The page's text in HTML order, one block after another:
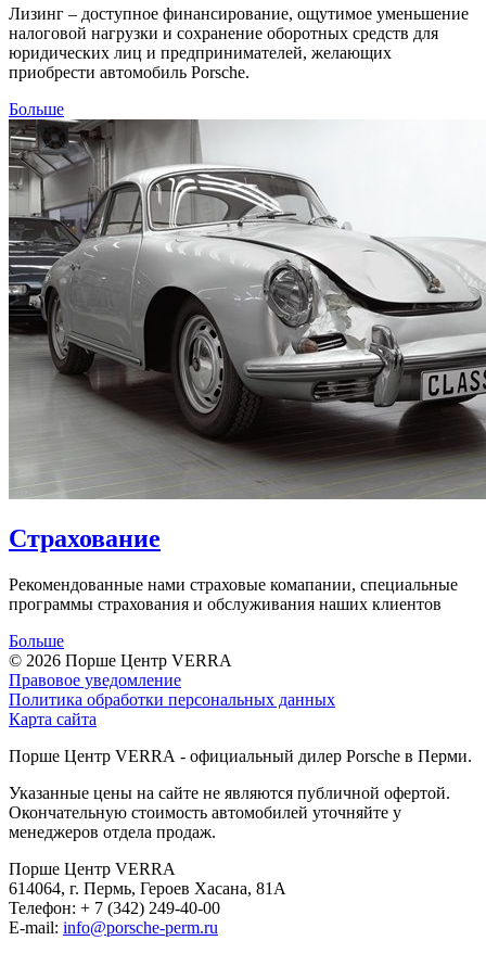
Лизинг – доступное финансирование, ощутимое уменьшение
налоговой нагрузки и сохранение оборотных средств для
юридических лиц и предпринимателей, желающих
приобрести автомобиль Porsche.
Больше
Страхование
Рекомендованные нами страховые комапании, специальные
программы страхования и обслуживания наших клиентов
Больше
© 2026 Порше Центр VERRA
Правовое уведомление
Политика обработки персональных данных
Карта сайта
Порше Центр VERRA - официальный дилер Porsche в Перми.
Указанные цены на сайте не являются публичной офертой.
Окончательную стоимость автомобилей уточняйте у
менеджеров отдела продаж.
Порше Центр VERRA
614064, г. Пермь, Героев Хасана, 81А
Телефон: + 7 (342) 249-40-00
E-mail: info@porsche-perm.ru